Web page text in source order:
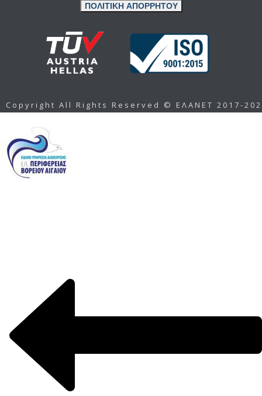
ΠΟΛΙΤΙΚΗ ΑΠΟΡΡΗΤΟΥ
Copyright All Rights Reserved © ΕΛΑΝΕΤ 2017-